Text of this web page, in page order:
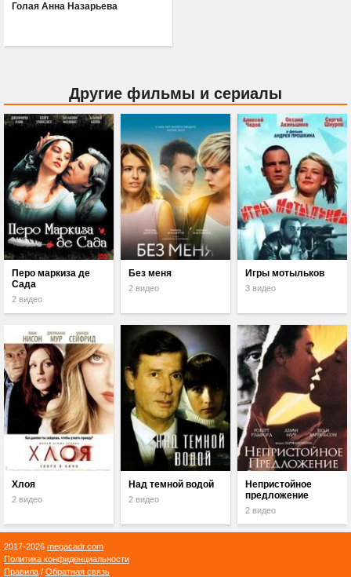
Голая Анна Назарьева
Другие фильмы и сериалы
Перо маркиза де
Сада
2 видео
Без меня
2 видео
Игры мотыльков
3 видео
Хлоя
2 видео
Над темной водой
2 видео
Непристойное
предложение
2 видео
2017-2026 megacadr.com
Политика конфиденциальности
Правила / Обратная связь